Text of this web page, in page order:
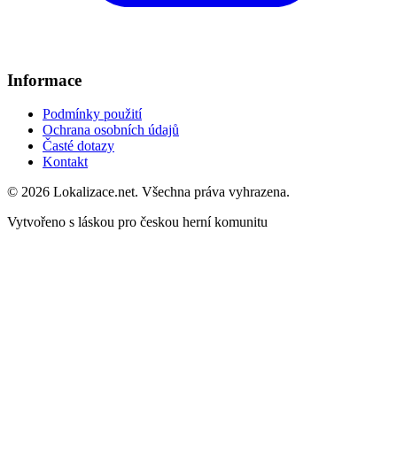
Informace
Podmínky použití
Ochrana osobních údajů
Časté dotazy
Kontakt
© 2026 Lokalizace.net. Všechna práva vyhrazena.
Vytvořeno s láskou pro českou herní komunitu